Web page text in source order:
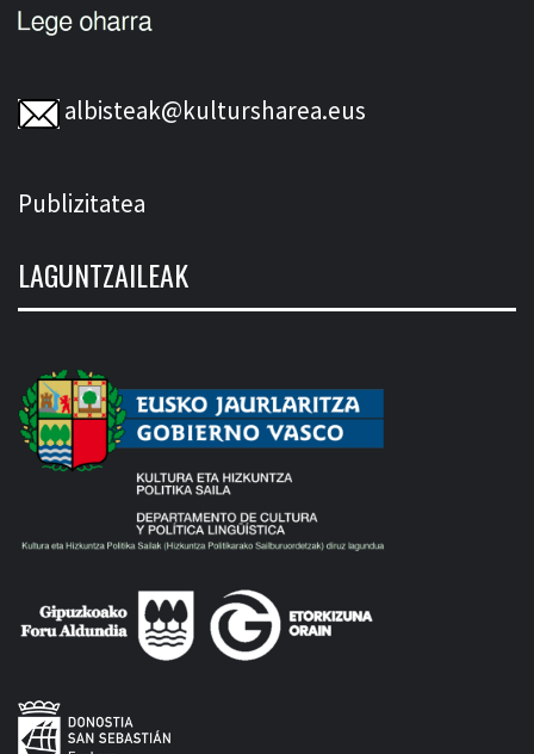
albisteak@kultursharea.eus
Publizitatea
LAGUNTZAILEAK